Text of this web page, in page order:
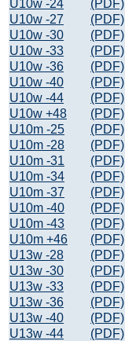
U10w -24
(PDF)
U10w -27
(PDF)
U10w -30
(PDF)
U10w -33
(PDF)
U10w -36
(PDF)
U10w -40
(PDF)
U10w -44
(PDF)
U10w +48
(PDF)
U10m -25
(PDF)
U10m -28
(PDF)
U10m -31
(PDF)
U10m -34
(PDF)
U10m -37
(PDF)
U10m -40
(PDF)
U10m -43
(PDF)
U10m +46
(PDF)
U13w -28
(PDF)
U13w -30
(PDF)
U13w -33
(PDF)
U13w -36
(PDF)
U13w -40
(PDF)
U13w -44
(PDF)